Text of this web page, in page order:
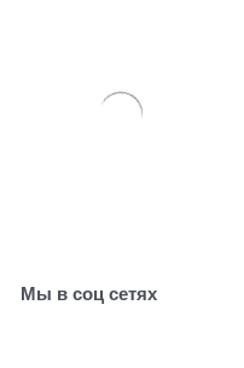
Мы в соц сетях